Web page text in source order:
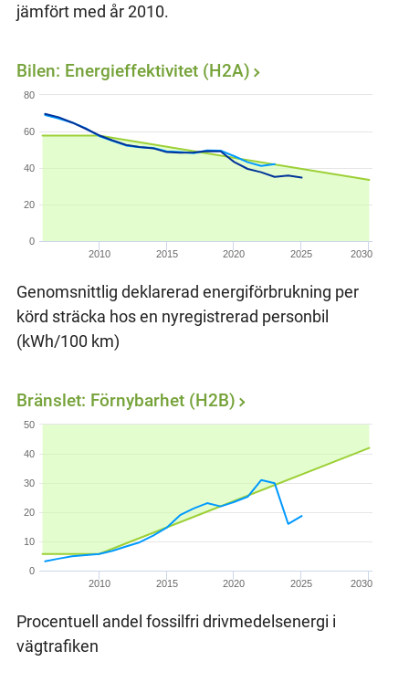
jämfört med år 2010.
2010 2015 2020 2025 2030
0
20
40
60
80
Bilen: Energieffektivitet (H2A)
Genomsnittlig deklarerad energiförbrukning per
körd sträcka hos en nyregistrerad personbil
(kWh/100 km)
2010 2015 2020 2025 2030
0
10
20
30
40
50
Bränslet: Förnybarhet (H2B)
Procentuell andel fossilfri drivmedelsenergi i
vägtrafiken